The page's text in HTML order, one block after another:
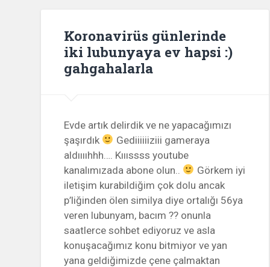
Koronavirüs günlerinde
iki lubunyaya ev hapsi :)
gahgahalarla
Evde artık delirdik ve ne yapacağımızı
şaşırdık
Gediiiiiiziii gameraya
aldııııhhh…. Kıııssss youtube
kanalımızada abone olun..
Görkem iyi
iletişim kurabildiğim çok dolu ancak
p’liğinden ölen similya diye ortalığı 56ya
veren lubunyam, bacım ?? onunla
saatlerce sohbet ediyoruz ve asla
konuşacağımız konu bitmiyor ve yan
yana geldiğimizde çene çalmaktan